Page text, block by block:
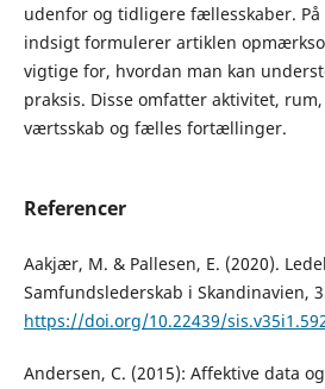
udenfor og tidligere fællesskaber.
indsigt formulerer artiklen
vigtige for, hvordan man kan
praksis. Disse omfatter aktivitet,
værtsskab og fælles fortællinger.
Referencer
Aakjær, M. & Pallesen, E. (2020).
Samfundslederskab i Skandinavien,
https://doi.org/10.22439/
Andersen, C. (2015): Affektive data